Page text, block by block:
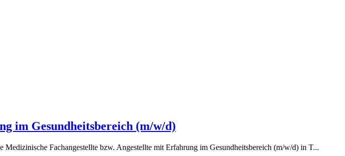
im Gesundheitsbereich (m/w/d)
Fachangestellte bzw. Angestellte mit Erfahrung im Gesundheitsbereich (m/w/d) in T...